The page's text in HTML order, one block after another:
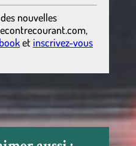
nouvelles
,
et inscrivez-vous